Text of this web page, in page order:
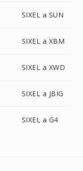
SIXEL a SUN
SIXEL a XBM
SIXEL a XWD
SIXEL a JBIG
SIXEL a G4